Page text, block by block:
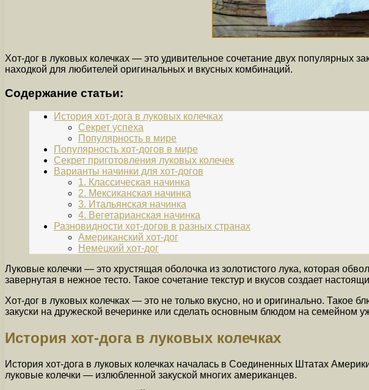
Хот-дог в луковых колечках — это удивительное сочетание двух популярных
находкой для любителей оригинальных и вкусных комбинаций.
Содержание статьи:
История хот-дога в луковых колечках
Секрет успеха
Популярность в мире
Популярность хот-догов в мире
Секрет приготовления луковых колечек
Варианты начинки для хот-догов
1. Классическая начинка
2. Мексиканская начинка
3. Итальянская начинка
4. Вегетарианская начинка
Разновидности хот-догов в разных странах
Американский хот-дог
Немецкий хот-дог
Луковые колечки — это хрустящая оболочка из золотистого лука, которая
завернутая в нежное тесто. Такое сочетание текстур и вкусов создает
Хот-дог в луковых колечках — это не только вкусно, но и оригинально. Такое
закуски на дружеской вечеринке или сделать основным блюдом на семейном
История хот-дога в луковых колечках
История хот-дога в луковых колечках началась в Соединенных Штатах
луковые колечки — излюбленной закуской многих американцев.